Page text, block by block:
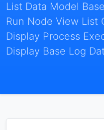
List Data Model
Run Node View List
Display Process
Display Base Log